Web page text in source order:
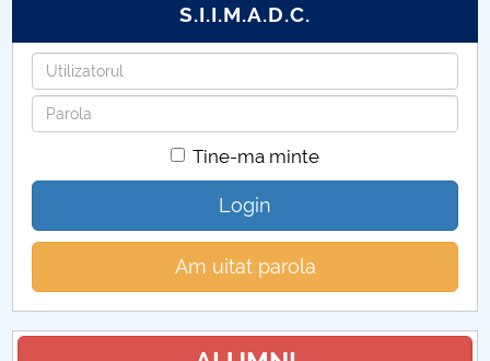
Finalizare studii
Personal didactic
PROGRAM PREGĂTITOR - LIMBA ROMÂNĂ
Conversie Pedagogia învățământului primar și
S.I.I.M.A.D.C.
Utilizatorul
Parola
Tine-ma minte
Login
Am uitat parola